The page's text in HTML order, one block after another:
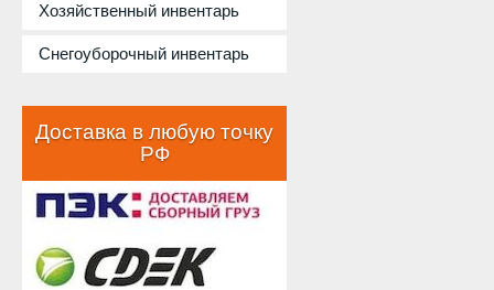
Хозяйственный инвентарь
Снегоуборочный инвентарь
Доставка в любую точку
РФ